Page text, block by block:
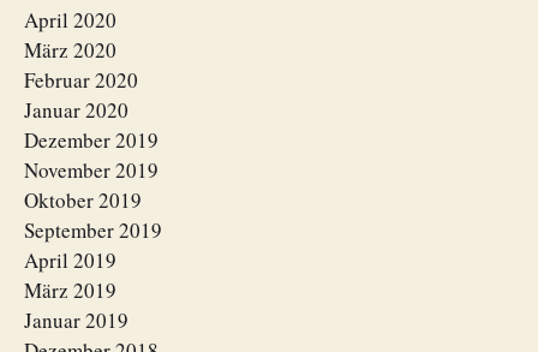
April 2020
März 2020
Februar 2020
Januar 2020
Dezember 2019
November 2019
Oktober 2019
September 2019
April 2019
März 2019
Januar 2019